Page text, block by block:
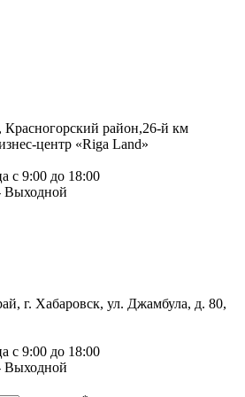
Красногорский район,26-й км
центр «Riga Land»
с 9:00 до 18:00
Выходной
г. Хабаровск, ул. Джамбула, д. 80,
с 9:00 до 18:00
Выходной